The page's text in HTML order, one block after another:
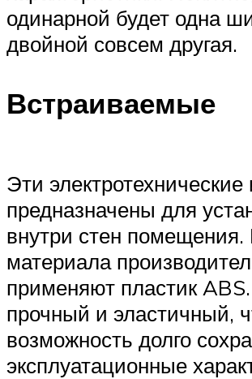
одинарной будет одна
двойной совсем другая.
Встраиваемые
Эти электротехнические
предназначены для
внутри стен помещения.
материала
применяют пластик
прочный и эластичный,
возможность долго
эксплуатационные